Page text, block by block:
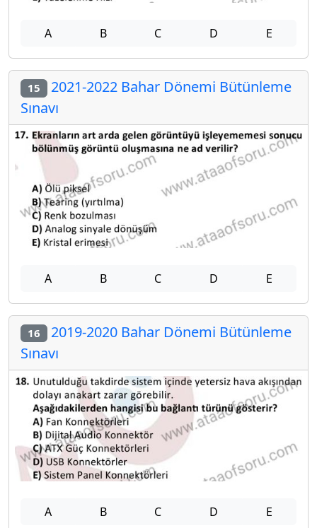
A B C D E
15 2021-2022 Bahar Dönemi Bütünleme
Sınavı
A B C D E
16 2019-2020 Bahar Dönemi Bütünleme
Sınavı
A B C D E